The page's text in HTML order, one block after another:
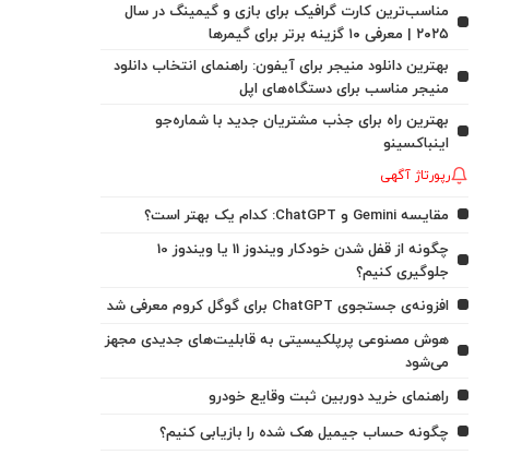
مناسب‌ترین کارت گرافیک برای بازی و گیمینگ در سال
۲۰۲۵ | معرفی ۱۰ گزینه برتر برای گیمرها
بهترین دانلود منیجر برای آیفون: راهنمای انتخاب دانلود
منیجر مناسب برای دستگاه‌های اپل
بهترین راه برای جذب مشتریان جدید با شماره‌جو
اینباکسینو
رپورتاژ آگهی
مقایسه Gemini و ChatGPT: کدام یک بهتر است؟
چگونه از قفل شدن خودکار ویندوز 11 یا ویندوز 10
جلوگیری کنیم؟
افزونه‌ی جستجوی ChatGPT برای گوگل کروم معرفی شد
هوش مصنوعی پرپلکیسیتی به قابلیت‌های جدیدی مجهز
می‌شود
راهنمای خرید دوربین ثبت وقایع خودرو
چگونه حساب جیمیل هک شده را بازیابی کنیم؟